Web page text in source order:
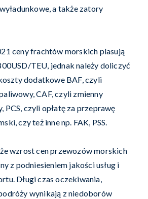
a także zatory
ceny frachtów morskich plasują
TEU, jednak należy doliczyć
dodatkowe BAF, czyli
CAF, czyli zmienny
PCS, czyli opłatę za przeprawę
czy też inne np. FAK, PSS.
wzrost cen przewozów morskich
z podniesieniem jakości usług i
Długi czas oczekiwania,
wynikają z niedoborów